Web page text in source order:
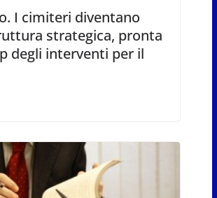
I cimiteri diventano
strategica, pronta
degli interventi per il